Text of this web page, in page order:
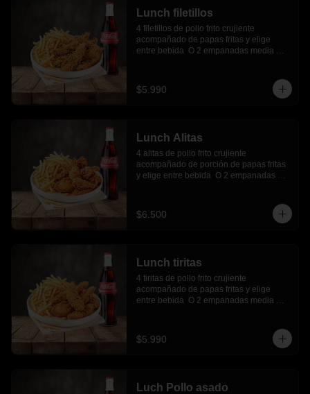
Lunch filetillos
4 filetillos de pollo frito crujiente
acompañado de papas fritas y elige
entre bebida  O 2 empanadas media
$5.990
Lunch Alitas
4 alitas de pollo frito crujiente
acompañado de porción de papas fritas
y elige entre bebida  O 2 empanadas
$6.500
Lunch tiritas
4 tiritas de pollo frito crujiente
acompañado de papas fritas y elige
entre bebida  O 2 empanadas media
$5.990
Luch Pollo asado